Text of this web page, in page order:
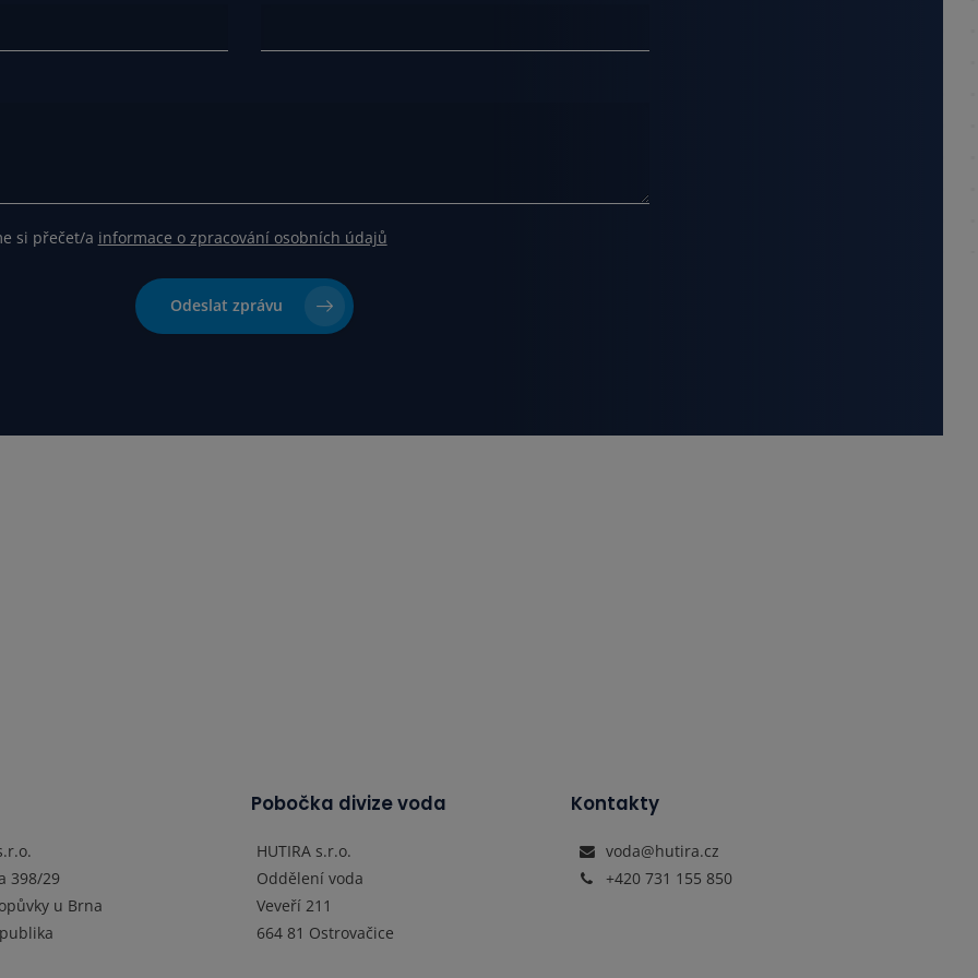
si přečet/a informace o zpracování osobních údajů
Odeslat zprávu
398/29
u Brna
Pobočka divize voda
HUTIRA s.r.o.
Oddělení voda
Veveří 211
664 81 Ostrovačice
Kontakty
voda@hutira.cz
+420 731 155 850